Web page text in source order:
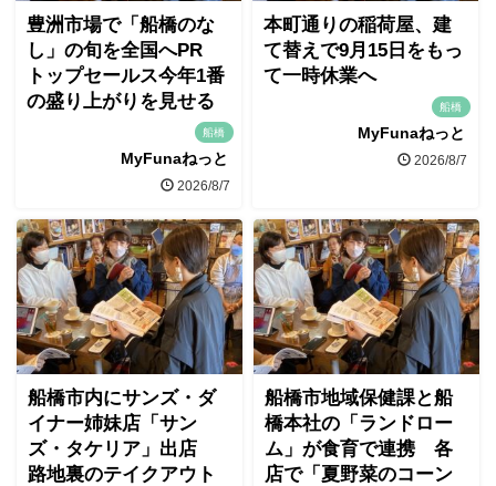
豊洲市場で「船橋のな
し」の旬を全国へPR
トップセールス今年1番
の盛り上がりを見せる
船橋
MyFunaねっと
2026/8/7
本町通りの稲荷屋、建
て替えで9月15日をもっ
て一時休業へ
船橋
MyFunaねっと
2026/8/7
船橋市内にサンズ・ダ
イナー姉妹店「サン
ズ・タケリア」出店
路地裏のテイクアウト
船橋市地域保健課と船
橋本社の「ランドロー
ム」が食育で連携 各
店で「夏野菜のコーン